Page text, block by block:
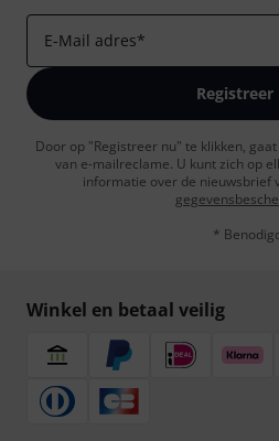
E-Mail adres*
Registreer
Door op "Registreer nu" te klikken,
van e-mailreclame. U kunt zich op
informatie over de nieuwsbrief
*
Winkel en betaal veilig